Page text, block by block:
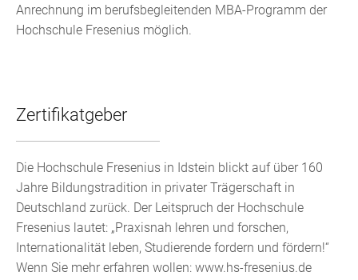
Anrechnung im berufsbegleitenden MBA-Programm der
Hochschule Fresenius möglich.
Zertifikatgeber
Die Hochschule Fresenius in Idstein blickt auf über 160
Jahre Bildungstradition in privater Trägerschaft in
Deutschland zurück. Der Leitspruch der Hochschule
Fresenius lautet: „Praxisnah lehren und forschen,
Internationalität leben, Studierende fordern und fördern!“
Wenn Sie mehr erfahren wollen: www.hs-fresenius.de